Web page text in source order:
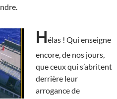
Hélas ! Qui enseigne
encore, de nos jours,
que ceux qui s’abritent
derrière leur
arrogance de